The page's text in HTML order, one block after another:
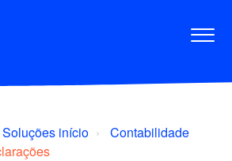
Soluções início
Contabilidade